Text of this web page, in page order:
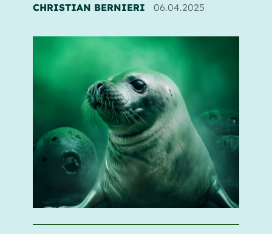
CHRISTIAN BERNIERI 06.04.2025